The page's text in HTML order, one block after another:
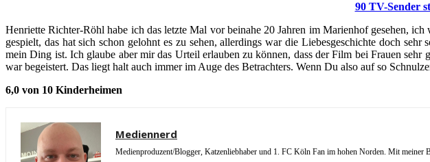
90 TV-Sender
Henriette Richter-Röhl habe ich das letzte Mal vor beinahe 20 Jahren im Marienhof gesehen,
gespielt, das hat sich schon gelohnt es zu sehen, allerdings war die Liebesgeschichte doch
mein Ding ist. Ich glaube aber mir das Urteil erlauben zu können, dass der Film bei Frauen
war begeistert. Das liegt halt auch immer im Auge des Betrachters. Wenn Du also auf so
6,0 von 10 Kinderheimen
Mediennerd
Medienproduzent/Blogger, Katzenliebhaber und 1. FC Köln Fan im hohen Norden. Mit meiner